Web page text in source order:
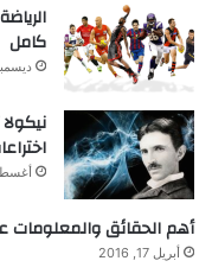
كامل
ديسمبر 14,
أغسطس
أهم الحقائق
أبريل 17, 2016